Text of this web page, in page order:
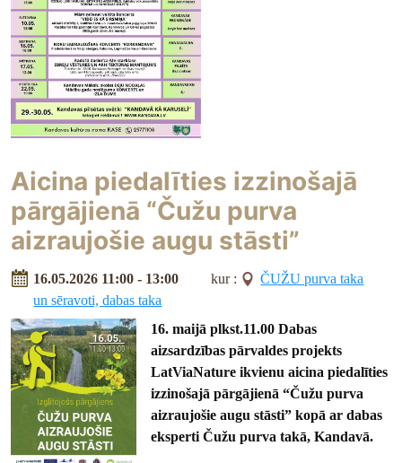
Aicina piedalīties izzinošajā
pārgājienā “Čužu purva
aizraujošie augu stāsti”
16.05.2026 11:00 - 13:00 kur :
ČUŽU purva taka
un sēravoti, dabas taka
16. maijā plkst.11.00 Dabas
aizsardzības pārvaldes projekts
LatViaNature ikvienu aicina piedalīties
izzinošajā pārgājienā “Čužu purva
aizraujošie augu stāsti” kopā ar dabas
eksperti Čužu purva takā, Kandavā.